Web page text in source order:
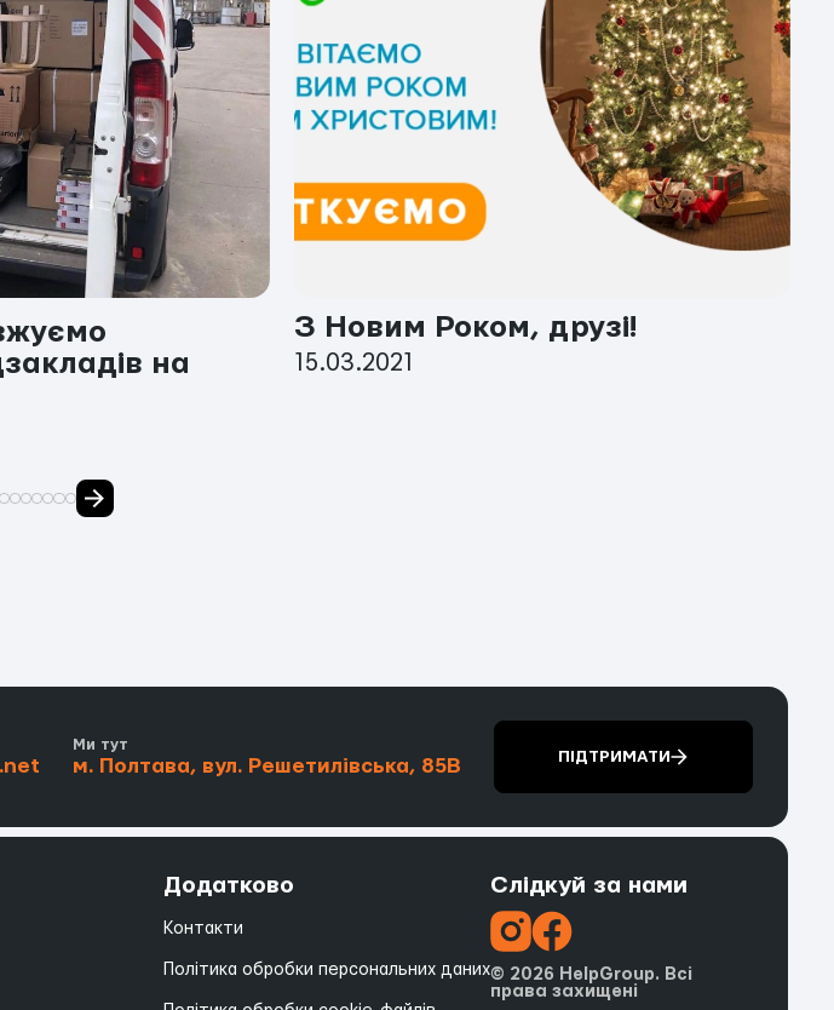
на
З Новим Роком, друзі!
15.03.2021
Ми тут
м. Полтава, вул. Решетилівська, 85В ПІДТРИМАТИ
Додатково
Контакти
Політика обробки персональних даних
Слідкуй за нами
© 2026 HelpGroup. Всі
права захищені